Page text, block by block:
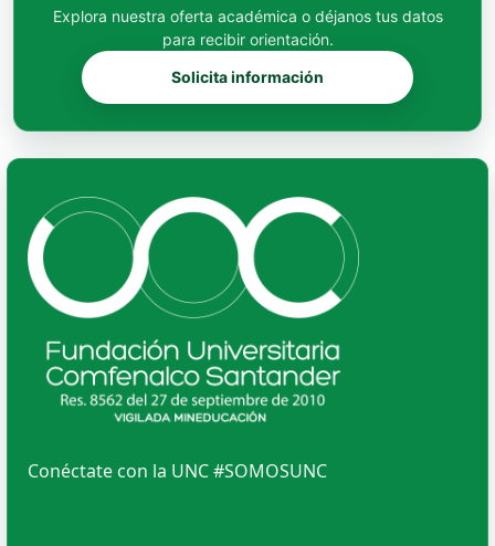
Explora nuestra oferta académica o déjanos tus datos
para recibir orientación.
Solicita información
Conéctate con la UNC #SOMOSUNC